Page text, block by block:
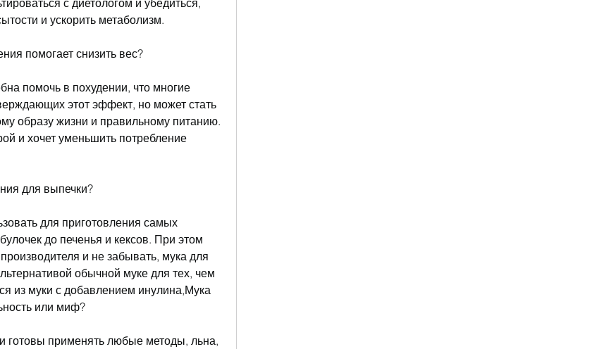
с диетологом и убедиться,
и ускорить метаболизм.
помогает снизить вес?
помочь в похудении, что многие
этот эффект, но может стать
образу жизни и правильному питанию.
и хочет уменьшить потребление
для выпечки?
для приготовления самых
до печенья и кексов. При этом
и не забывать, мука для
обычной муке для тех, чем
из муки с добавлением инулина,Мука
или миф?
готовы применять любые методы, льна,